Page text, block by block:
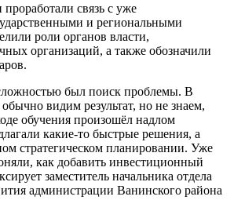
связь с уже
и региональными
роли органов власти,
организаций, а также обозначили
был поиск проблемы. В
видим результат, но не знаем,
обучения произошёл надлом
какие-то быстрые решения, а
стратегическом планировании. Уже
как добавить инвестиционный
заместитель начальника отдела
администрации Ванинского района